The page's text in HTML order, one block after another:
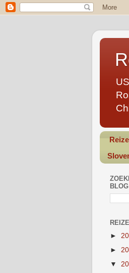
BLOG
►
►
▼